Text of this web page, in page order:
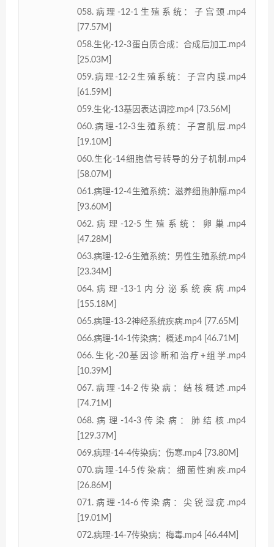
058.病理-12-1生殖系统：子宫颈.mp4
[77.57M]
058.生化-12-3蛋白质合成：合成后加工.mp4
[25.03M]
059.病理-12-2生殖系统：子宫内膜.mp4
[61.59M]
059.生化-13基因表达调控.mp4 [73.56M]
060.病理-12-3生殖系统：子宫肌层.mp4
[19.10M]
060.生化-14细胞信号转导的分子机制.mp4
[58.07M]
061.病理-12-4生殖系统：滋养细胞肿瘤.mp4
[93.60M]
062.病理-12-5生殖系统：卵巢.mp4
[47.28M]
063.病理-12-6生殖系统：男性生殖系统.mp4
[23.34M]
064.病理-13-1内分泌系统疾病.mp4
[155.18M]
065.病理-13-2神经系统疾病.mp4 [77.65M]
066.病理-14-1传染病：概述.mp4 [46.71M]
066.生化-20基因诊断和治疗+组学.mp4
[10.39M]
067.病理-14-2传染病：结核概述.mp4
[74.71M]
068.病理-14-3传染病：肺结核.mp4
[129.37M]
069.病理-14-4传染病：伤寒.mp4 [73.80M]
070.病理-14-5传染病：细菌性痢疾.mp4
[26.86M]
071.病理-14-6传染病：尖锐湿疣.mp4
[19.01M]
072.病理-14-7传染病：梅毒.mp4 [46.44M]